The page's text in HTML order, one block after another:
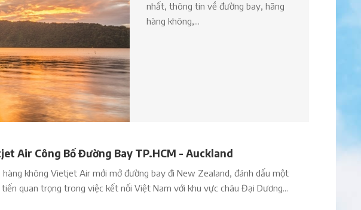
nhất, thông tin về đường bay, hãng
hàng không,...
Air Công Bố Đường Bay TP.HCM - Auckland
hàng không Vietjet Air mới mở đường bay đi New Zealand, đánh dấu một
quan trọng trong việc kết nối Việt Nam với khu vực châu Đại Dương...